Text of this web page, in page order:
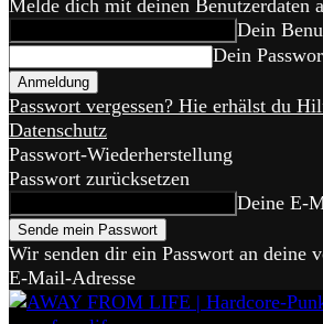
Melde dich mit deinen Benutzerdaten
Dein
Dein
Passwort vergessen? Hie erhälst du
Datenschutz
Passwort-Wiederherstellung
Passwort zurücksetzen
Deine E-
Wir senden dir ein Passwort an deine
E-Mail-Adresse